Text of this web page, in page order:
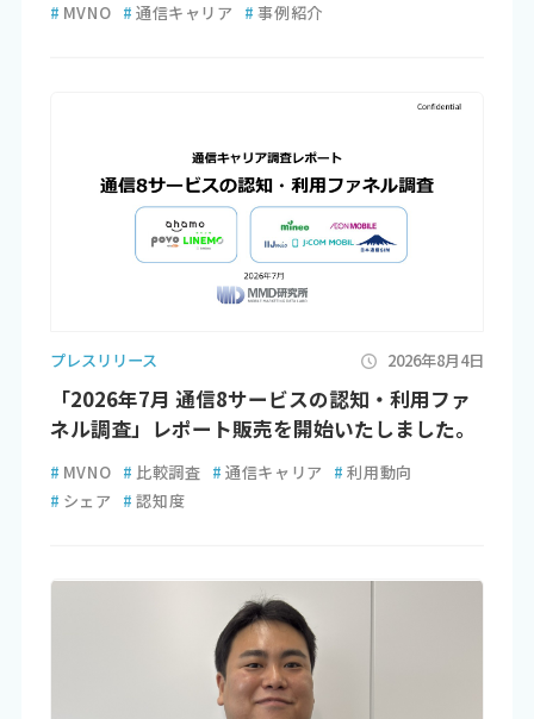
# MVNO # 通信キャリア # 事例紹介
プレスリリース 2026年8月4日
「2026年7月 通信8サービスの認知・利用ファ
ネル調査」レポート販売を開始いたしました。
# MVNO # 比較調査 # 通信キャリア # 利用動向
# シェア # 認知度